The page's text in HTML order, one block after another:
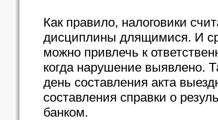
Как правило, налоговики
дисциплины длящимися. И
можно привлечь к
когда нарушение выявлено.
день составления акта
составления справки о
банком.